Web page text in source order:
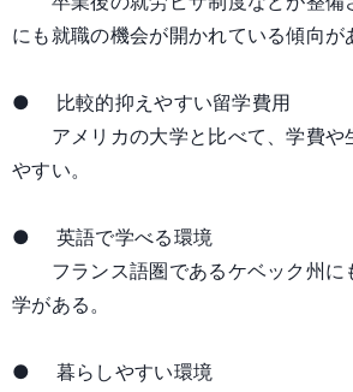
にも就職の機会が開かれている傾向が
● 比較的抑えやすい留学費用
アメリカの大学と比べて、学費や
やすい。
● 英語で学べる環境
フランス語圏であるケベック州に
学がある。
● 暮らしやすい環境